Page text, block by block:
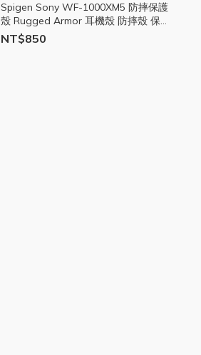
Spigen Sony WF-1000XM5 防摔保護
殼 Rugged Armor 耳機殼 防摔殼 保
護殼 CH05
NT$850